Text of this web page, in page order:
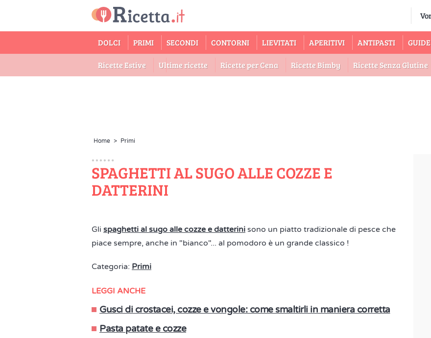
DOLCI PRIMI SECONDI CONTORNI LIEVITATI APERITIVI ANTIPASTI GUIDE
Ricette Estive Ultime ricette Ricette per Cena Ricette Bimby Ricette Senza Glutine
Home > Primi
SPAGHETTI AL SUGO ALLE COZZE E
DATTERINI
Gli spaghetti al sugo alle cozze e datterini sono un piatto tradizionale di pesce che
piace sempre, anche in "bianco"... al pomodoro è un grande classico !
Categoria: Primi
LEGGI ANCHE
Gusci di crostacei, cozze e vongole: come smaltirli in maniera corretta
Pasta patate e cozze